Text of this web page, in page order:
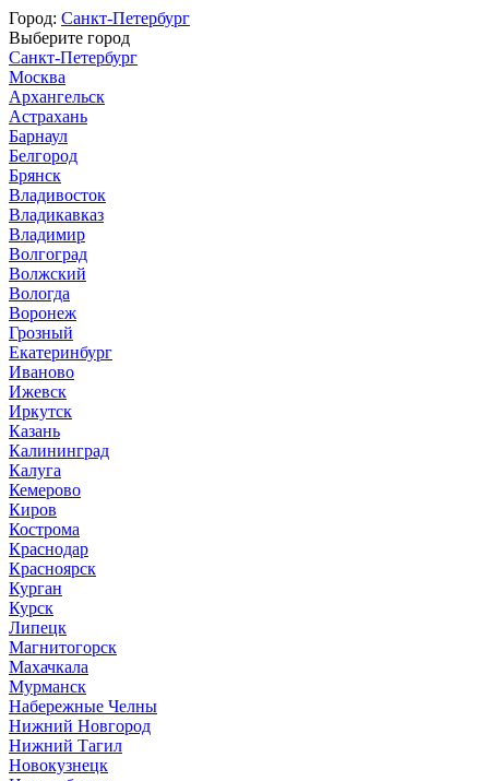
Город: Санкт-Петербург
Выберите город
Санкт-Петербург
Москва
Архангельск
Астрахань
Барнаул
Белгород
Брянск
Владивосток
Владикавказ
Владимир
Волгоград
Волжский
Вологда
Воронеж
Грозный
Екатеринбург
Иваново
Ижевск
Иркутск
Казань
Калининград
Калуга
Кемерово
Киров
Кострома
Краснодар
Красноярск
Курган
Курск
Липецк
Магнитогорск
Махачкала
Мурманск
Набережные Челны
Нижний Новгород
Нижний Тагил
Новокузнецк